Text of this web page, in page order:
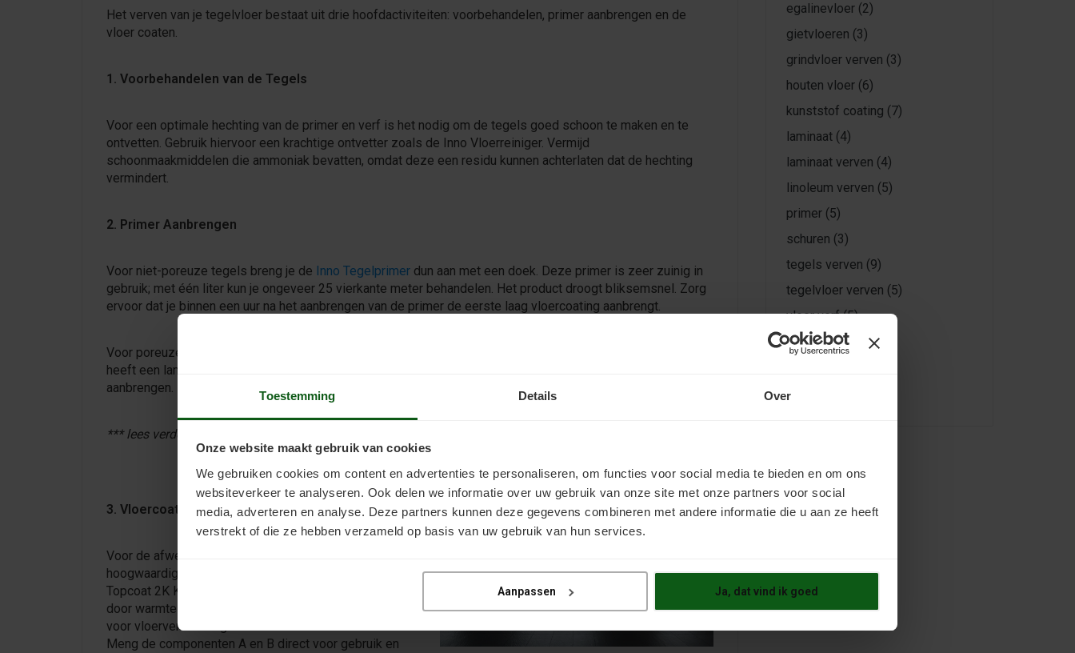
Toestemming Details Over
Onze website maakt gebruik van cookies
We gebruiken cookies om content en advertenties te personaliseren, om functies voor social media te bieden en om ons
websiteverkeer te analyseren. Ook delen we informatie over uw gebruik van onze site met onze partners voor social
media, adverteren en analyse. Deze partners kunnen deze gegevens combineren met andere informatie die u aan ze heeft
verstrekt of die ze hebben verzameld op basis van uw gebruik van hun services.
Aanpassen Ja, dat vind ik goed
Het verven van je tegelvloer bestaat uit drie hoofdactiviteiten: voorbehandelen, primer aanbrengen en de
vloer coaten.
1. Voorbehandelen van de Tegels
Voor een optimale hechting van de primer en verf is het nodig om de tegels goed schoon te maken en te
ontvetten. Gebruik hiervoor een krachtige ontvetter zoals de Inno Vloerreiniger. Vermijd
schoonmaakmiddelen die ammoniak bevatten, omdat deze een residu kunnen achterlaten dat de hechting
vermindert.
2. Primer Aanbrengen
Voor niet-poreuze tegels breng je de Inno Tegelprimer dun aan met een doek. Deze primer is zeer zuinig in
gebruik; met één liter kun je ongeveer 25 vierkante meter behandelen. Het product droogt bliksemsnel. Zorg
ervoor dat je binnen een uur na het aanbrengen van de primer de eerste laag vloercoating aanbrengt.
Voor poreuze tegels gebruik je een 2-componentenprimer, die je met een vachtroller aanbrengt. Deze primer
heeft een langere droogtijd, dus je moet wachten tot de volgende dag voordat je de vloercoating kunt
aanbrengen.
*** lees verder onder de foto ***
3. Vloercoating Aanbrengen
Voor de afwerking van je tegelvloer raden we een
hoogwaardige 2-componentenverf aan, zoals Inno
Topcoat 2K Kleur. Deze verf is bestand tegen vergeling
door warmte en zonlicht. Dit maakt de verf geschikt
voor vloerverwarming en ruimtes met veel lichtinval.
Meng de componenten A en B direct voor gebruik en
egalinevloer (2)
gietvloeren (3)
grindvloer verven (3)
houten vloer (6)
kunststof coating (7)
laminaat (4)
laminaat verven (4)
linoleum verven (5)
primer (5)
schuren (3)
tegels verven (9)
tegelvloer verven (5)
vloer verf(5)
vloer verven
(43)
vloerverf